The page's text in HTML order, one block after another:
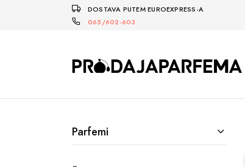
DOSTAVA PUTEM EUROEXPRESS-A
065/602-603
Parfemi